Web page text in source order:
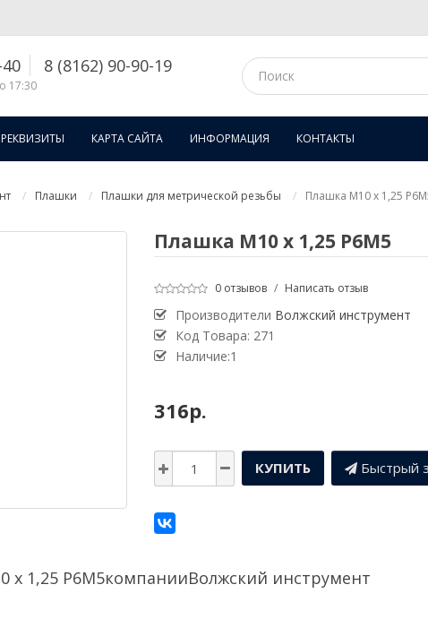
8 (8162) 90-90-19
17:30
РЕКВИЗИТЫ КАРТА САЙТА ИНФОРМАЦИЯ КОНТАКТЫ
Плашки Плашки для метрической резьбы Плашка М10 х 1,25
Плашка М10 х 1,25 Р6М5
0 отзывов / Написать отзыв
Производители Волжский инструмент
Код Товара: 271
Наличие:1
316р.
КУПИТЬ Быстрый
х 1,25 Р6М5компанииВолжский инструмент